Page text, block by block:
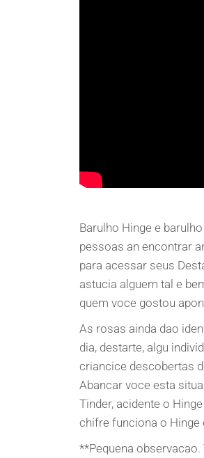
Barulho Hinge e
pessoas an encontrar
para acessar seus
astucia alguem tal e
quem voce gostou
As rosas ainda dao
dia, destarte, algu
criancice descobertas
Abancar voce esta
Tinder, acidente o
chifre funciona o
**Pequena